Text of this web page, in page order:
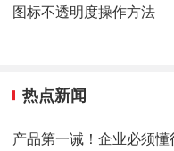
图标不透明度操作方法
热点新闻
产品第一诫！企业必须懂